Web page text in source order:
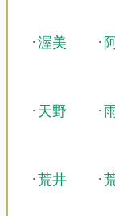
･渥美 ･
･天野 ･
･荒井 ･